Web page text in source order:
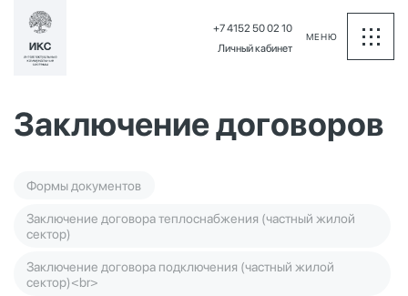
+7 4152 50 02 10
Личный кабинет
МЕНЮ
Заключение договоров
Формы документов
Заключение договора теплоснабжения (частный жилой
сектор)
Заключение договора подключения (частный жилой
сектор)<br>